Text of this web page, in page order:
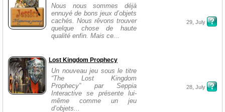
Nous nous sommes déjà
ennuyé de bons jeux d’objets
cachés. Nous rêvons trouver
quelque chose de haute
qualité enfin. Mais ce...
29, July
Lost Kingdom Prophecy
Un nouveau jeu sous le titre
“The Lost Kingdom
Prophecy” par Seppia
Interactive se présente lui-
même comme un jeu
d’objets...
28, July